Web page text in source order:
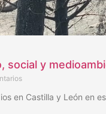
social y
en Castilla y León en